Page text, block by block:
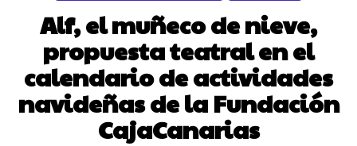
Alf, el muñeco de nieve,
propuesta teatral en el
calendario de actividades
navideñas de la Fundación
CajaCanarias